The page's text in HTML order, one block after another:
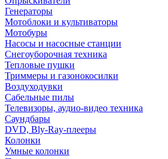
Генераторы
Мотоблоки и культиваторы
Мотобуры
Насосы и насосные станции
Снегоуборочная техника
Тепловые пушки
Триммеры и газонокосилки
Воздуходувки
Сабельные пилы
Телевизоры, аудио-видео техника
Саундбары
DVD, Bly-Ray-плееры
Колонки
Умные колонки